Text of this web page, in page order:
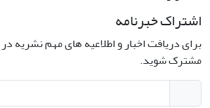
اشتراک خبرنامه
برای دریافت اخبار و اطلاعیه های مهم نشریه
مشترک شوید.